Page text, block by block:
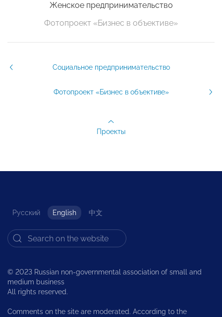
Женское предпринимательство
Фотопроект «Бизнес в объективе»
Социальное предпринимательство
Фотопроект «Бизнес в объективе»
Проекты
Русский English 中文
© 2023 Russian non-governmental association of small and
medium business
All rights reserved.
Comments on the site are moderated. According to the